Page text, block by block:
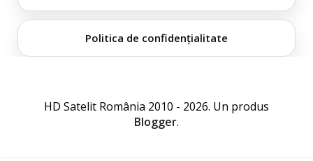
Politica de confidențialitate
HD Satelit România 2010 - 2026. Un produs
Blogger.